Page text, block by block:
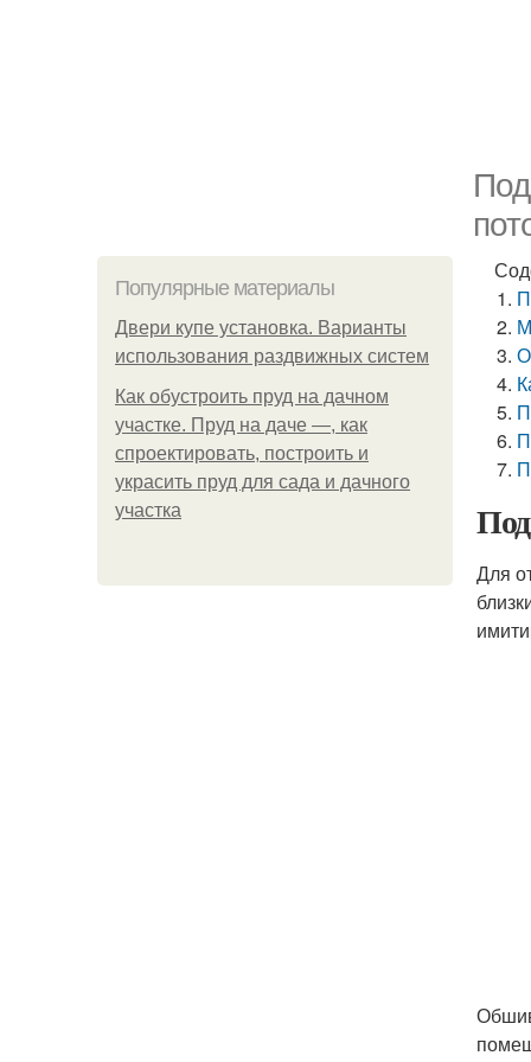
Популярные материалы
Двери купе установка. Варианты
использования раздвижных систем
Как обустроить пруд на дачном
участке. Пруд на даче —, как
спроектировать, построить и
украсить пруд для сада и дачного
участка
Для